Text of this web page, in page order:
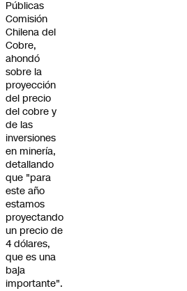
Públicas
Comisión
Chilena del
Cobre,
ahondó
sobre la
proyección
del precio
del cobre y
de las
inversiones
en minería,
detallando
que "para
este año
estamos
proyectando
un precio de
4 dólares,
que es una
baja
importante".